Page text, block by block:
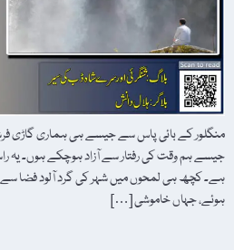
منگلور کے بائی پاس سے جیسے ہی ہماری گاڑی
جیسے ہم وقت کی رفتار سے آزاد ہوچکے ہوں۔
ہے۔ کچھ ہی لمحوں میں شہر کی گرد آلود فضا
ہوئے، جہاں خاموشی […]